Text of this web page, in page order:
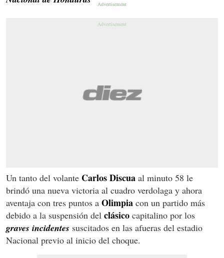
Un tanto del volante Carlos Discua al minuto 58 le
brindó una nueva victoria al cuadro verdolaga y ahora
aventaja con tres puntos a Olimpia con un partido más
debido a la suspensión del clásico capitalino por los
graves incidentes suscitados en las afueras del estadio
Nacional previo al inicio del choque.